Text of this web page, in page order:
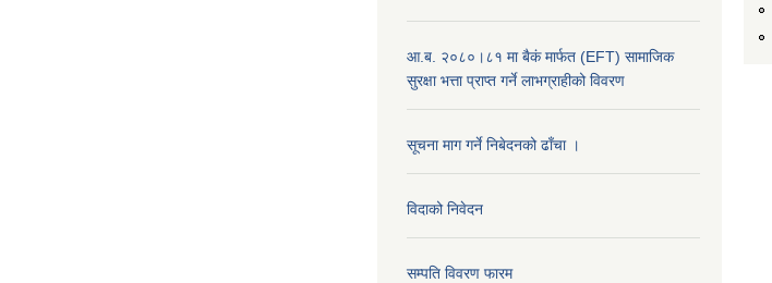
आ.ब. २०८०।८१ मा बैकं मार्फत (EFT) सामाजिक
सुरक्षा भत्ता प्राप्त गर्ने लाभग्राहीको विवरण
सूचना माग गर्ने निबेदनको ढाँचा ।
विदाको निवेदन
सम्पति विवरण फारम